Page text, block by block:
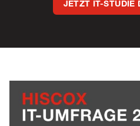
JETZT IT-STUDIE